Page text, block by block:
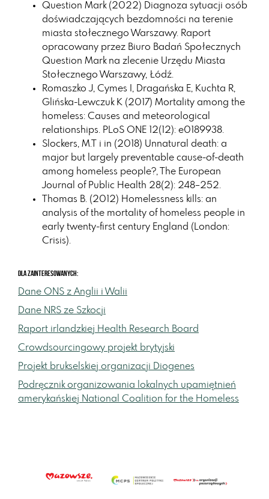
Question Mark (2022) Diagnoza sytuacji osób
doświadczających bezdomności na terenie
miasta stołecznego Warszawy. Raport
opracowany przez Biuro Badań Społecznych
Question Mark na zlecenie Urzędu Miasta
Stołecznego Warszawy, Łódź.
Romaszko J, Cymes I, Dragańska E, Kuchta R,
Glińska-Lewczuk K (2017) Mortality among the
homeless: Causes and meteorological
relationships. PLoS ONE 12(12): e0189938.
Slockers, M.T i in (2018) Unnatural death: a
major but largely preventable cause-of-death
among homeless people?, The European
Journal of Public Health 28(2): 248–252.
Thomas B. (2012) Homelessness kills: an
analysis of the mortality of homeless people in
early twenty-first century England (London:
Crisis).
Dla zainteresowanych:
Dane ONS z Anglii i Walii
Dane NRS ze Szkocji
Raport irlandzkiej Health Research Board
Crowdsourcingowy projekt brytyjski
Projekt brukselskiej organizacji Diogenes
Podręcznik organizowania lokalnych upamiętnień
amerykańskiej National Coalition for the Homeless